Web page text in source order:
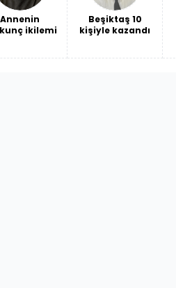
Annenin
ikilemi
Beşiktaş 10
kişiyle kazandı